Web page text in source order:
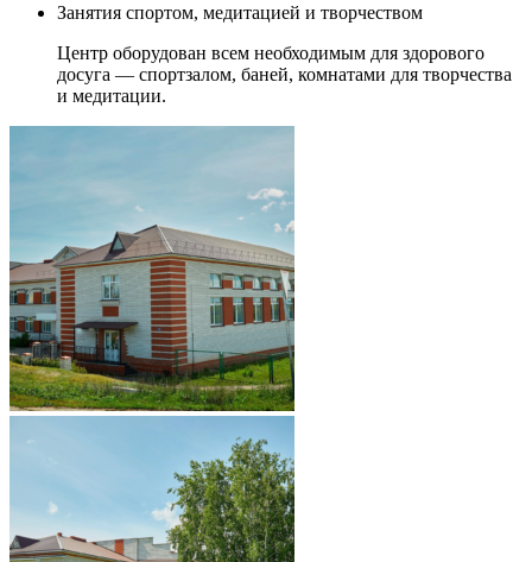
Занятия спортом, медитацией и творчеством
Центр оборудован всем необходимым для здорового
досуга — спортзалом, баней, комнатами для творчества
и медитации.